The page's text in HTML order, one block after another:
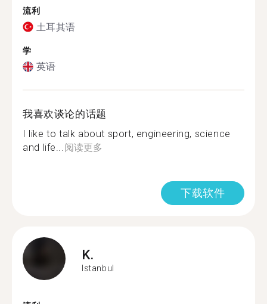
流利
土耳其语
学
英语
我喜欢谈论的话题
I like to talk about sport, engineering, science
and life...阅读更多
下载软件
K.
Istanbul